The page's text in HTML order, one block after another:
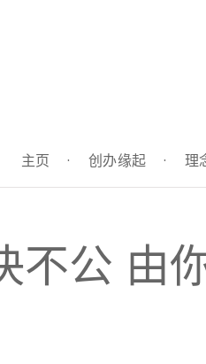
主页 · 创办缘起 · 理
不公 由